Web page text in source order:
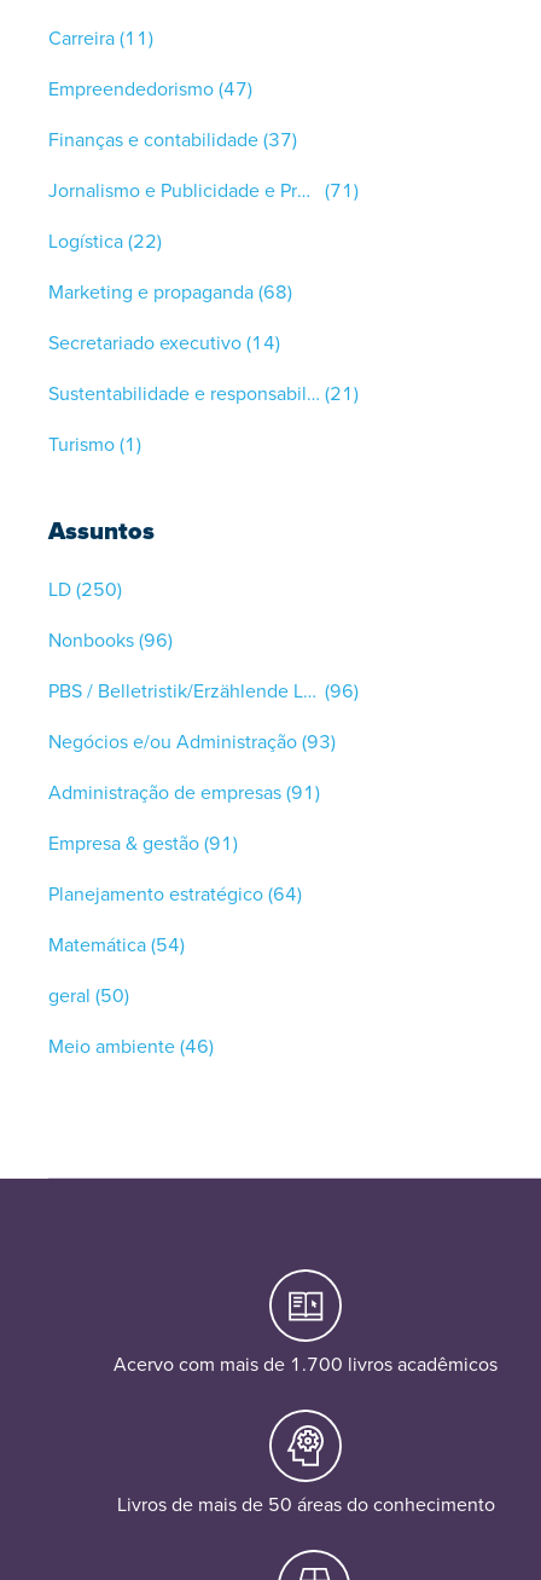
Carreira(11)
Empreendedorismo(47)
Finanças e contabilidade(37)
Jornalismo e Publicidade e Propaganda (71)
Logística(22)
Marketing e propaganda(68)
Secretariado executivo(14)
Sustentabilidade e responsabilidade social (21)
Turismo(1)
Assuntos
LD(250)
Nonbooks(96)
PBS / Belletristik/Erzählende Literatur (96)
Negócios e/ou Administração(93)
Administração de empresas(91)
Empresa & gestão(91)
Planejamento estratégico(64)
Matemática(54)
geral (50)
Meio ambiente(46)
Acervo com mais de 1.700 livros acadêmicos
Livros de mais de 50 áreas do conhecimento